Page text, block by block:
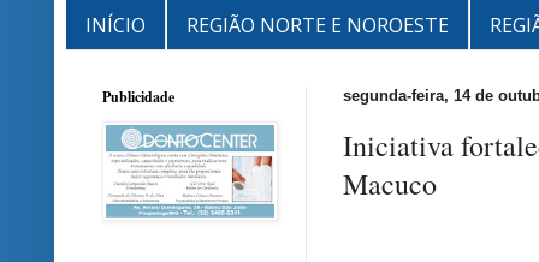
INÍCIO REGIÃO NORTE E NOROESTE
segunda-feira, 14 de
Iniciativa
Macuco
Publicidade